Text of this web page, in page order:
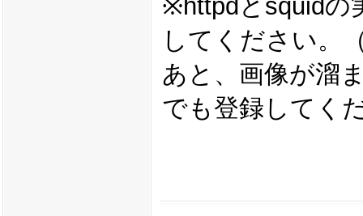
※httpdとsquidの
してください。
あと、画像が溜
でも登録してく